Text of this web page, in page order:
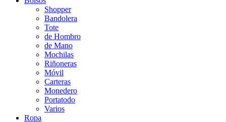
Shopper
Bandolera
Tote
de Hombro
de Mano
Mochilas
Riñoneras
Móvil
Carteras
Monedero
Portatodo
Varios
Ropa